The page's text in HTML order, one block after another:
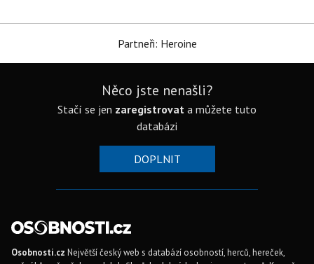
Partneři: Heroine
Něco jste nenašli?
Stačí se jen zaregistrovat a můžete tuto
databázi
DOPLNIT
Osobnosti.cz Největší český web s databází osobností, herců, hereček,